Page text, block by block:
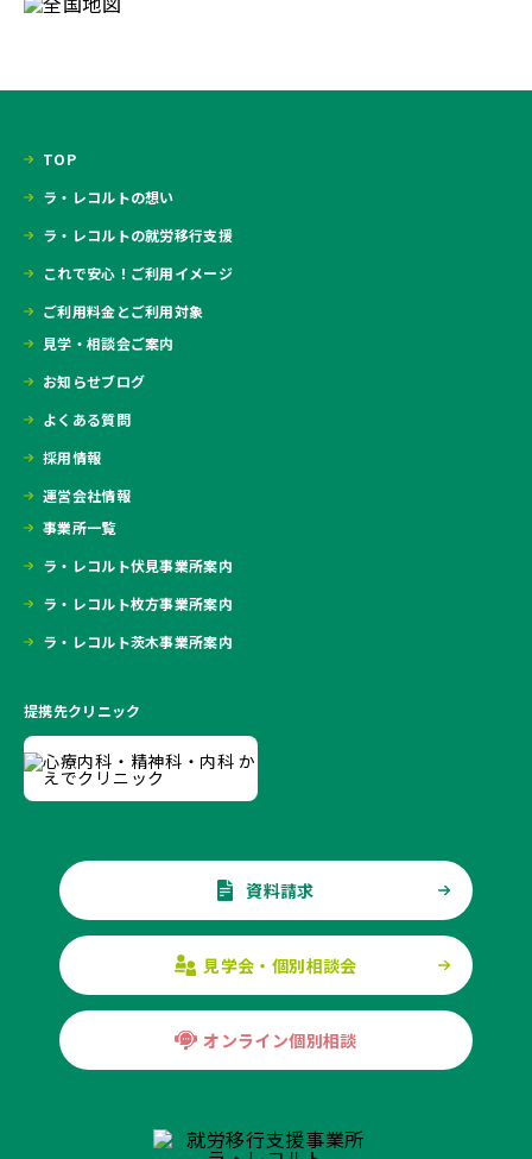
TOP
ラ・レコルトの想い
ラ・レコルトの就労移行支援
これで安心！ご利用イメージ
ご利用料金とご利用対象
見学・相談会ご案内
お知らせブログ
よくある質問
採用情報
運営会社情報
事業所一覧
ラ・レコルト伏見事業所案内
ラ・レコルト枚方事業所案内
ラ・レコルト茨木事業所案内
提携先クリニック
資料請求
見学会・個別相談会
オンライン個別相談